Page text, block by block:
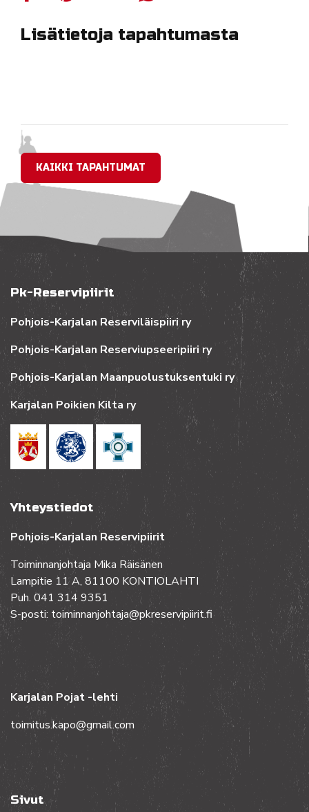
Lisätietoja tapahtumasta
KAIKKI TAPAHTUMAT
Pk-Reservipiirit
Pohjois-Karjalan Reserviläispiiri ry
Pohjois-Karjalan Reserviupseeripiiri ry
Pohjois-Karjalan Maanpuolustuksentuki ry
Karjalan Poikien Kilta ry
Yhteystiedot
Pohjois-Karjalan Reservipiirit
Toiminnanjohtaja Mika Räisänen
Lampitie 11 A, 81100 KONTIOLAHTI
Puh. 041 314 9351
S-posti: toiminnanjohtaja@pkreservipiirit.fi
Karjalan Pojat -lehti
toimitus.kapo@gmail.com
Sivut